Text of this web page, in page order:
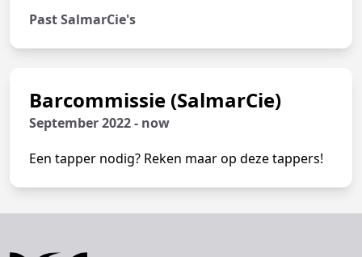
Past SalmarCie's
Barcommissie (SalmarCie)
September 2022 - now
Een tapper nodig? Reken maar op deze tappers!